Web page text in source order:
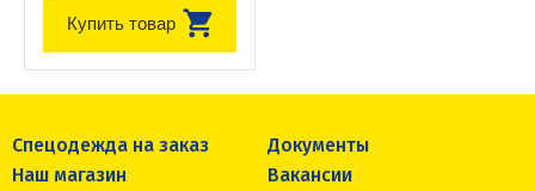
Купить товар
Спецодежда на заказ
Документы
Наш магазин
Вакансии